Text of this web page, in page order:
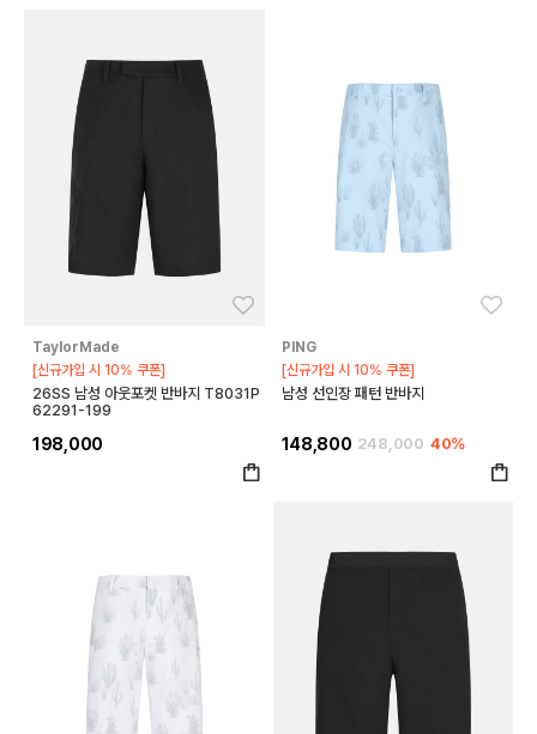
TaylorMade
[신규가입 시 10% 쿠폰]
26SS 남성 아웃포켓 반바지 T8031P
62291-199
198,000
PING
[신규가입 시 10% 쿠폰]
남성 선인장 패턴 반바지
148,800 248,000 40%